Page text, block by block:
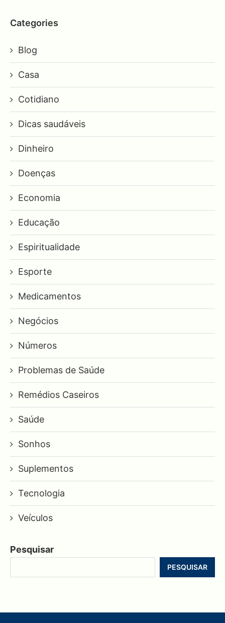
Categories
Blog
Casa
Cotidiano
Dicas saudáveis
Dinheiro
Doenças
Economia
Educação
Espiritualidade
Esporte
Medicamentos
Negócios
Números
Problemas de Saúde
Remédios Caseiros
Saúde
Sonhos
Suplementos
Tecnologia
Veículos
Pesquisar
PESQUISAR